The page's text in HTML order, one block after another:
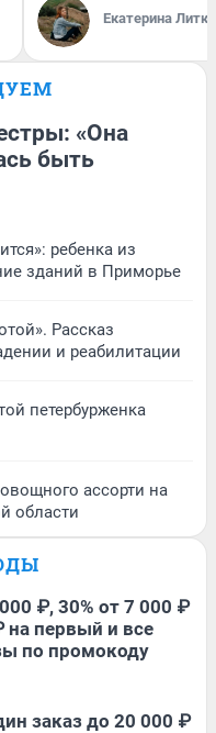
Екатерина
«Она
быть
ребенка из
зданий в Приморье
Рассказ
и реабилитации
петербурженка
ассорти на
области
₽, 30% от 7 000 ₽
на первый и все
по промокоду
заказ до 20 000 ₽